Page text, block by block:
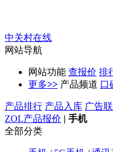
中关村在线
网站导航
网站功能 查报价 排
更多>> 产品频道 口
产品排行 产品入库 广告
ZOL产品报价 | 手机
全部分类